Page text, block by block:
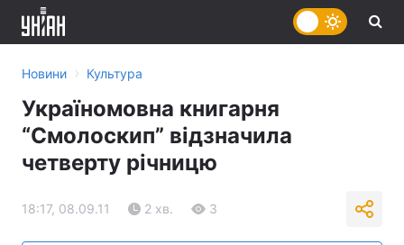
Новини › Культура
Україномовна книгарня
“Смолоскип” відзначила
четверту річницю
18:17, 08.09.11 2 хв. 3